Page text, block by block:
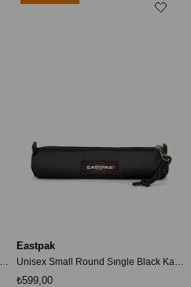
Single Oval Kalem Kutusu - Sunday Grey
Eastpak
Unisex Small Round Sıngle Black Kalemlik EK705008
₺599,00